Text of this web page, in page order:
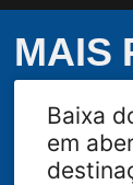
MAIS
Baixa
em